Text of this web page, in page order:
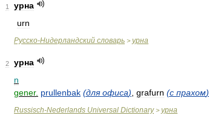
1
урна
urn
Русско-Нидерландский словарь > урна
2
урна
n
gener. prullenbak (для офиса) grafurn (с прахом)
Russisch-Nederlands Universal Dictionary> урна